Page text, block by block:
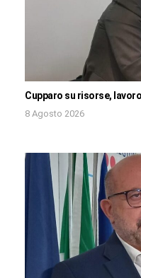
Cupparo su risorse,
8 Agosto 2026